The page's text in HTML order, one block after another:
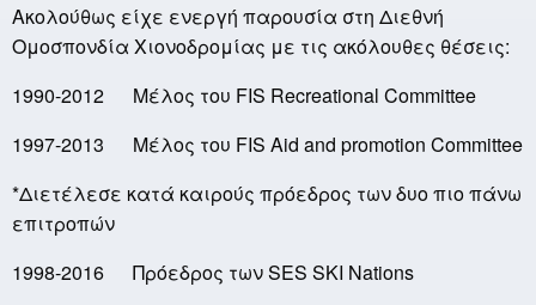
Ακολούθως είχε ενεργή παρουσία στη Διεθνή
Ομοσπονδία Χιονοδρομίας με τις ακόλουθες θέσεις:
1990-2012 Μέλος του FIS Recreational Committee
1997-2013 Μέλος του FIS Aid and promotion Committee
*Διετέλεσε κατά καιρούς πρόεδρος των δυο πιο πάνω
επιτροπών
1998-2016 Πρόεδρος των SES SKI Nations